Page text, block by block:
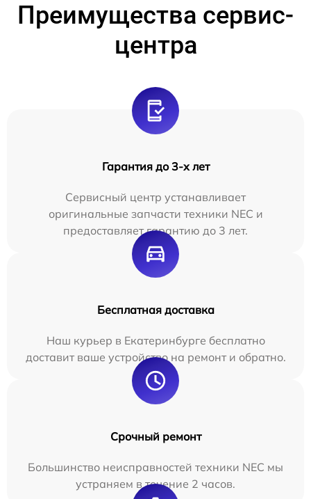
Преимущества сервис-
центра
Гарантия до 3-х лет
Сервисный центр устанавливает
оригинальные запчасти техники NEC и
предоставляет гарантию до 3 лет.
Бесплатная доставка
Наш курьер в Екатеринбурге бесплатно
доставит ваше устройство на ремонт и обратно.
Срочный ремонт
Большинство неисправностей техники NEC мы
устраняем в течение 2 часов.